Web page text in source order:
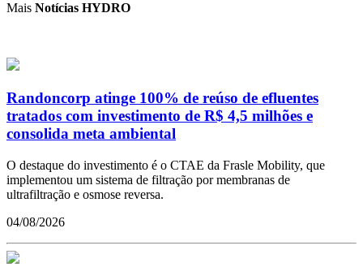
Mais Notícias HYDRO
Randoncorp atinge 100% de reúso de efluentes
tratados com investimento de R$ 4,5 milhões e
consolida meta ambiental
O destaque do investimento é o CTAE da Frasle Mobility, que
implementou um sistema de filtração por membranas de
ultrafiltração e osmose reversa.
04/08/2026